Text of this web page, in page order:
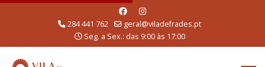
284 441 762
geral@viladefrades.pt
Seg. a Sex.: das 9:00 às 17:00